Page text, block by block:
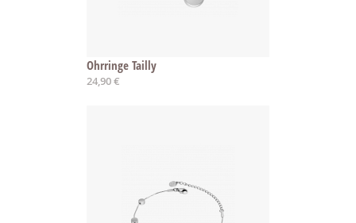
Ohrringe Tailly
24,90 €